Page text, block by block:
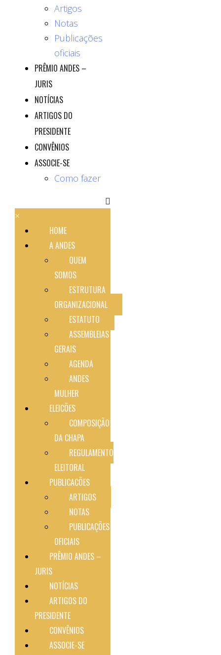
Artigos
Notas
Publicações
oficiais
PRÊMIO ANDES –
JURIS
NOTÍCIAS
ARTIGOS DO
PRESIDENTE
CONVÊNIOS
ASSOCIE-SE
Como fazer
×
HOME
A ANDES
QUEM
SOMOS
ESTRUTURA
ORGANIZACIONAL
ESTATUTO
ASSEMBLEIAS
GERAIS
AGENDA
ANDES
MULHER
ELEIÇÕES
COMPOSIÇÃO
DA CHAPA
REGULAMENTO
ELEITORAL
PUBLICAÇÕES
ARTIGOS
NOTAS
PUBLICAÇÕES
OFICIAIS
PRÊMIO ANDES –
JURIS
NOTÍCIAS
ARTIGOS DO
PRESIDENTE
CONVÊNIOS
ASSOCIE-SE